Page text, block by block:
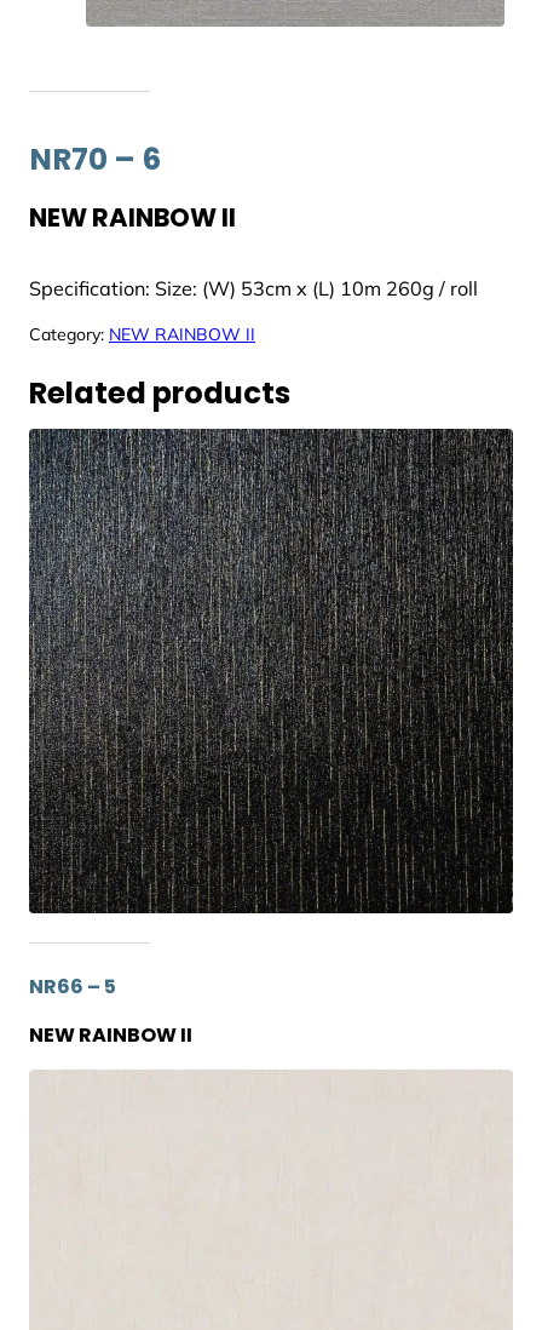
NR70 – 6
NEW RAINBOW II
Specification: Size: (W) 53cm x (L) 10m 260g / roll
Category: NEW RAINBOW II
Related products
NR66 – 5
NEW RAINBOW II